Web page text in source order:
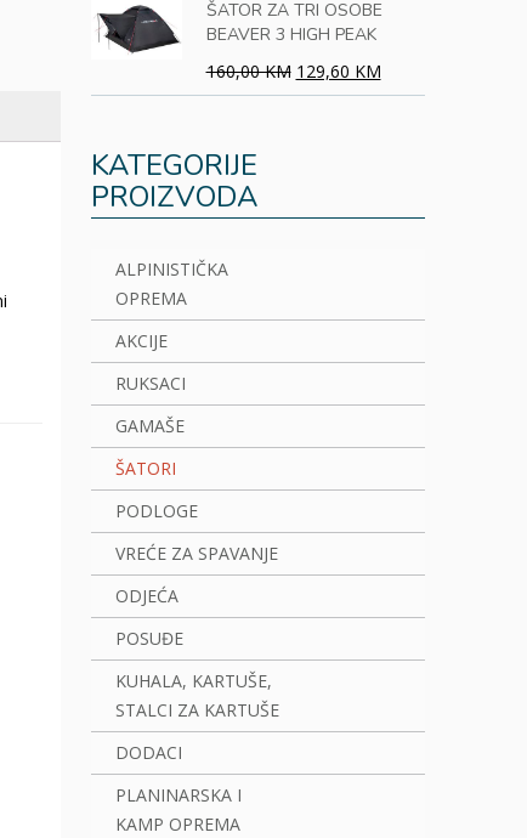
ŠATOR ZA TRI OSOBE
BEAVER 3 HIGH PEAK
160,00 KM 129,60 KM
KATEGORIJE
PROIZVODA
ALPINISTIČKA
OPREMA
AKCIJE
RUKSACI
GAMAŠE
ŠATORI
PODLOGE
VREĆE ZA SPAVANJE
ODJEĆA
POSUĐE
KUHALA, KARTUŠE,
STALCI ZA KARTUŠE
DODACI
PLANINARSKA I
KAMP OPREMA